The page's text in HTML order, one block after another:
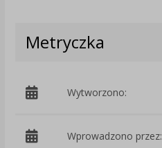
Metryczka
Wytworzono:
Wprowadzono przez: